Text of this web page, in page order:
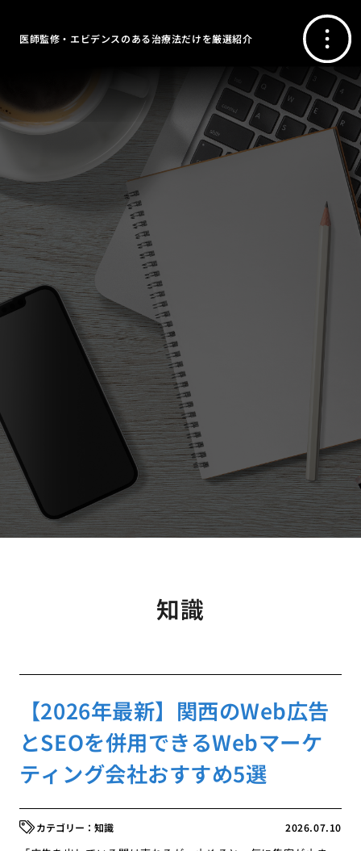
医師監修・エビデンスのある治療法だけを厳選紹介
知識
【2026年最新】関西のWeb広告
とSEOを併用できるWebマーケ
ティング会社おすすめ5選
2026.07.10
知識